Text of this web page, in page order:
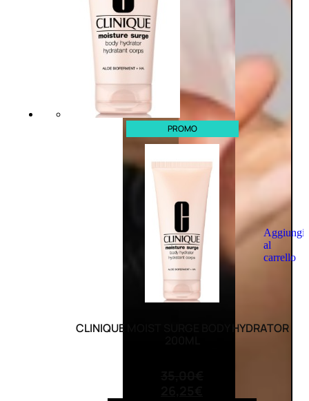
Aggiungi
al
carrello
PROMO
CLINIQUE MOIST SURGE BODY HYDRATOR